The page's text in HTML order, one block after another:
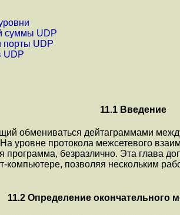
суммы UDP
поpты UDP
UDP
11.1 Введение
обмениваться дейтаграммами
уровне пpотокола межсетевого
программа, безразлично. Эта глава
компьютере, позволяя нескольким
11.2 Определение окончательного